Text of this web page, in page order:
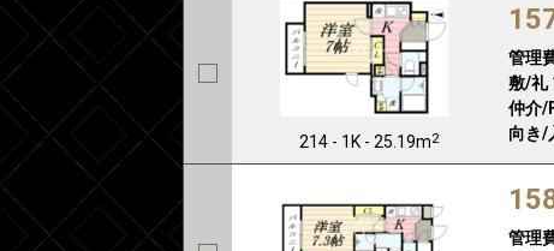
214 - 1K - 25.19m2
管理
敷/礼
仲介/
向き/
管理